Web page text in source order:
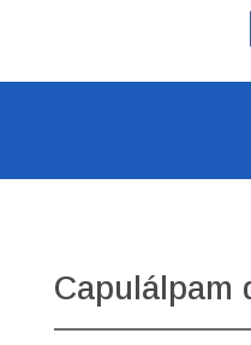
Capulálpam